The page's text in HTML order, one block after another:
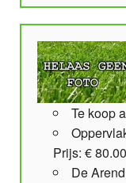
Te koop
Prijs: €
De